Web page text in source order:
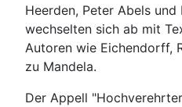
Heerden, Peter Abels
wechselten sich ab mit
Autoren wie Eichendorff,
zu Mandela.
Der Appell